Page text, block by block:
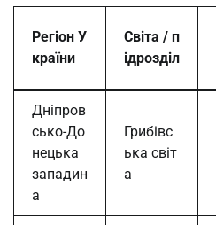
Регіон У
країни
Світа / п
ідрозділ
Дніпров
сько-До
нецька
западин
а
Грибівс
ька світ
а